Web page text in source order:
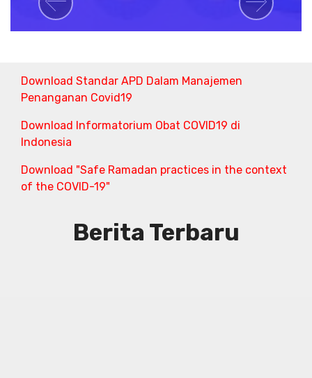
Previous Next
Download Standar APD Dalam Manajemen
Penanganan Covid19
Download Informatorium Obat COVID19 di
Indonesia
Download "Safe Ramadan practices in the context
of the COVID-19"
Berita Terbaru